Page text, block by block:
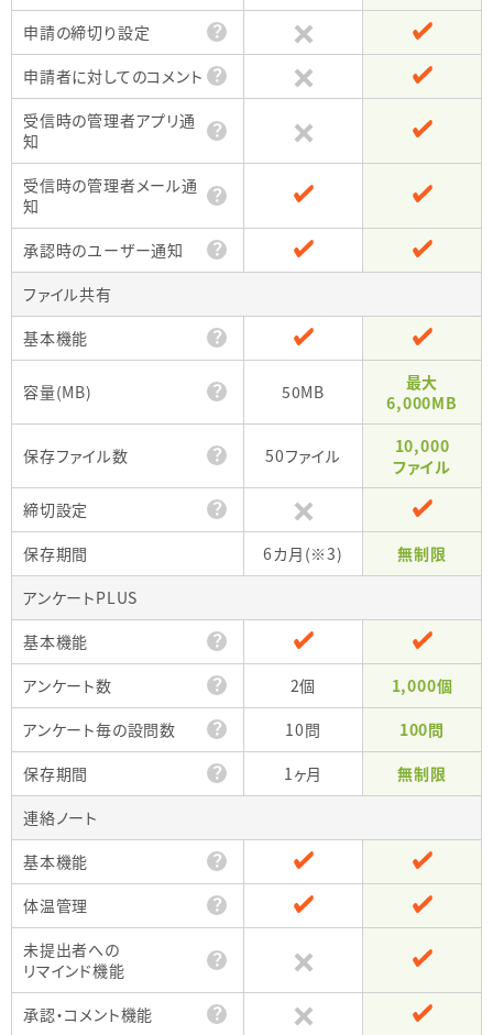
申請の締切り設定 ？
申請者に対してのコメント ？
受信時の管理者アプリ通
知
？
受信時の管理者メール通
知
？
承認時のユーザー通知 ？
ファイル共有
基本機能
？
容量(MB) ？ 50MB
最大
6,000MB
保存ファイル数 ？ 50ファイル
10,000
ファイル
締切設定
？
保存期間 6カ月(※3)
無制限
アンケートPLUS
基本機能
？
アンケート数 ？ 2個
1,000個
アンケート毎の設問数
？ 10問
100問
保存期間
？ 1ヶ月
無制限
連絡ノート
基本機能
？
体温管理 ？
未提出者への
リマインド機能
？
承認・コメント機能 ？